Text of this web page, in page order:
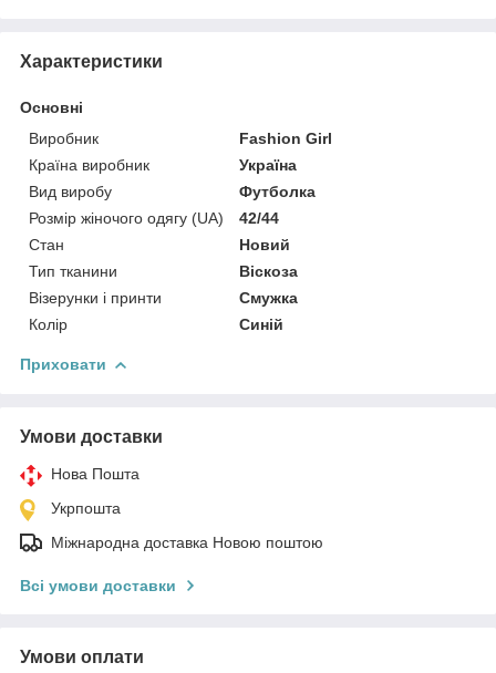
Характеристики
Основні
Виробник
Fashion Girl
Країна виробник
Україна
Вид виробу
Футболка
Розмір жіночого одягу (UA)
42/44
Стан
Новий
Тип тканини
Віскоза
Візерунки і принти
Смужка
Колір
Синій
Приховати
Умови доставки
Нова Пошта
Укрпошта
Міжнародна доставка Новою поштою
Всі умови доставки
Умови оплати